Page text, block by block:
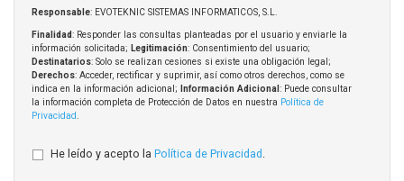
Responsable: EVOTEKNIC SISTEMAS INFORMATICOS, S.L.
Finalidad: Responder las consultas planteadas por el usuario y enviarle la
información solicitada; Legitimación: Consentimiento del usuario;
Destinatarios: Solo se realizan cesiones si existe una obligación legal;
Derechos: Acceder, rectificar y suprimir, así como otros derechos, como se
indica en la información adicional;
Información Adicional : Puede consultar
la información completa de Protección de Datos en nuestra Política de
Privacidad
He leído y acepto la Política de Privacidad